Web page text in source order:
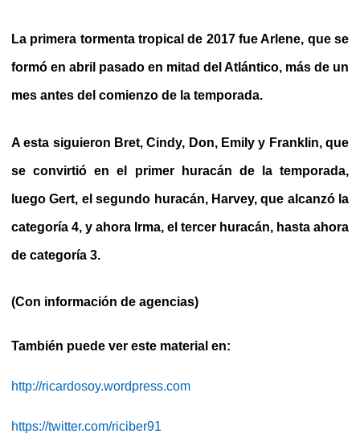
La primera tormenta tropical de 2017 fue Arlene, que se
formó en abril pasado en mitad del Atlántico, más de un
mes antes del comienzo de la temporada.
A esta siguieron Bret, Cindy, Don, Emily y Franklin, que
se convirtió en el primer huracán de la temporada,
luego Gert, el segundo huracán, Harvey, que alcanzó la
categoría 4, y ahora Irma, el tercer huracán, hasta ahora
de categoría 3.
(Con información de agencias)
También puede ver este material en:
http://ricardosoy.wordpress.com
https://twitter.com/riciber91